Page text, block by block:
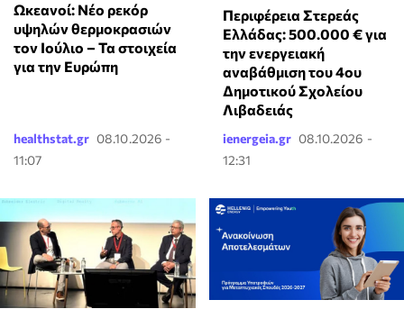
Ωκεανοί: Νέο ρεκόρ
υψηλών θερμοκρασιών
τον Ιούλιο – Τα στοιχεία
για την Ευρώπη
healthstat.gr 08.10.2026 -
11:07
Περιφέρεια Στερεάς
Ελλάδας: 500.000 € για
την ενεργειακή
αναβάθμιση του 4ου
Δημοτικού Σχολείου
Λιβαδειάς
ienergeia.gr 08.10.2026 -
12:31